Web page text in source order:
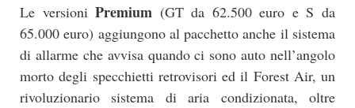
Le versioniPremium (GT da 62.500 euro e S da
65.000 euro) aggiungono al pacchetto anche il sistema
di allarme che avvisa quando ci sono auto nell’angolo
morto degli specchietti retrovisori ed il Forest Air, un
rivoluzionario sistema di aria condizionata, oltre